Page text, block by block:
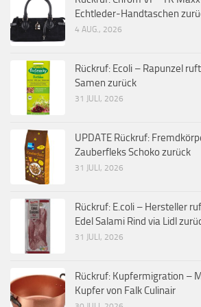
Echtleder-Handtaschen
4 AUG., 2026
Rückruf: Ecoli – Rapunzel
Samen zurück
31 JULI, 2026
UPDATE Rückruf:
Zauberfleks Schoko zurück
31 JULI, 2026
Rückruf: E.coli – Hersteller
Edel Salami Rind via Lidl
31 JULI, 2026
Rückruf: Kupfermigration –
Kupfer von Falk Culinair